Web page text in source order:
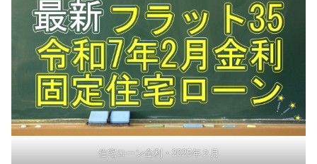
住宅ローン金利・2025年２月